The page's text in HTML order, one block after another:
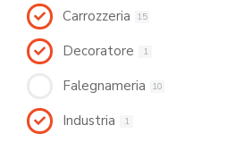
Carrozzeria 15
Decoratore 1
Falegnameria 10
Industria 1